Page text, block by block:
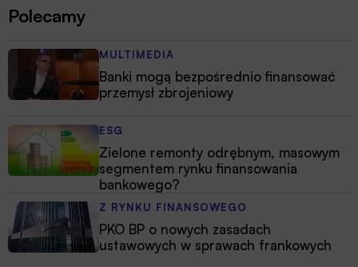
Polecamy
MULTIMEDIA
Banki mogą bezpośrednio finansować
przemysł zbrojeniowy
ESG
Zielone remonty odrębnym, masowym
segmentem rynku finansowania
bankowego?
Z RYNKU FINANSOWEGO
PKO BP o nowych zasadach
ustawowych w sprawach frankowych